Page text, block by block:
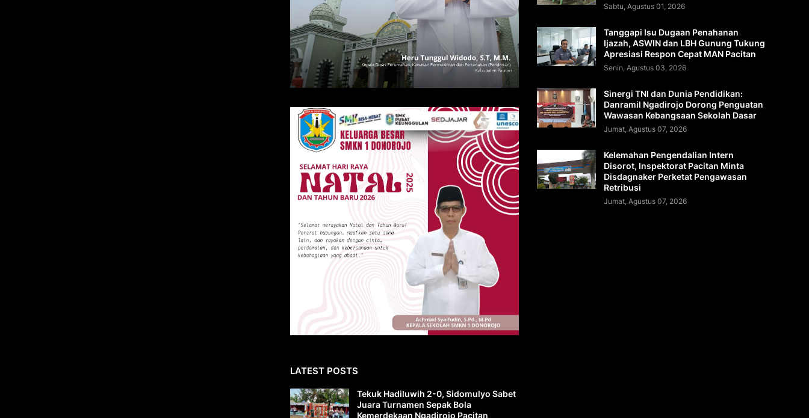
LATEST POSTS
Tekuk Hadiluwih 2-0, Sidomulyo Sabet
Juara Turnamen Sepak Bola
Kemerdekaan Ngadirojo Pacitan
Sabtu, Agustus 01, 2026
Tanggapi Isu Dugaan Penahanan
Ijazah, ASWIN dan LBH Gunung Tukung
Apresiasi Respon Cepat MAN Pacitan
Senin, Agustus 03, 2026
Sinergi TNI dan Dunia Pendidikan:
Danramil Ngadirojo Dorong Penguatan
Wawasan Kebangsaan Sekolah Dasar
Jumat, Agustus 07, 2026
Kelemahan Pengendalian Intern
Disorot, Inspektorat Pacitan Minta
Disdagnaker Perketat Pengawasan
Retribusi
Jumat, Agustus 07, 2026